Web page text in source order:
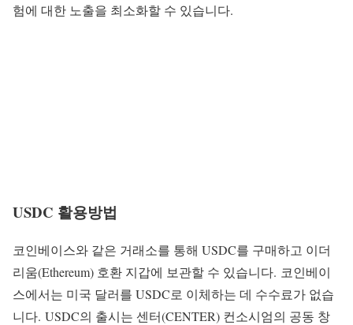
험에 대한 노출을 최소화할 수 있습니다.
USDC 활용방법
코인베이스와 같은 거래소를 통해 USDC를 구매하고 이더
리움(Ethereum) 호환 지갑에 보관할 수 있습니다. 코인베이
스에서는 미국 달러를 USDC로 이체하는 데 수수료가 없습
니다. USDC의 출시는 센터(CENTER) 컨소시엄의 공동 창